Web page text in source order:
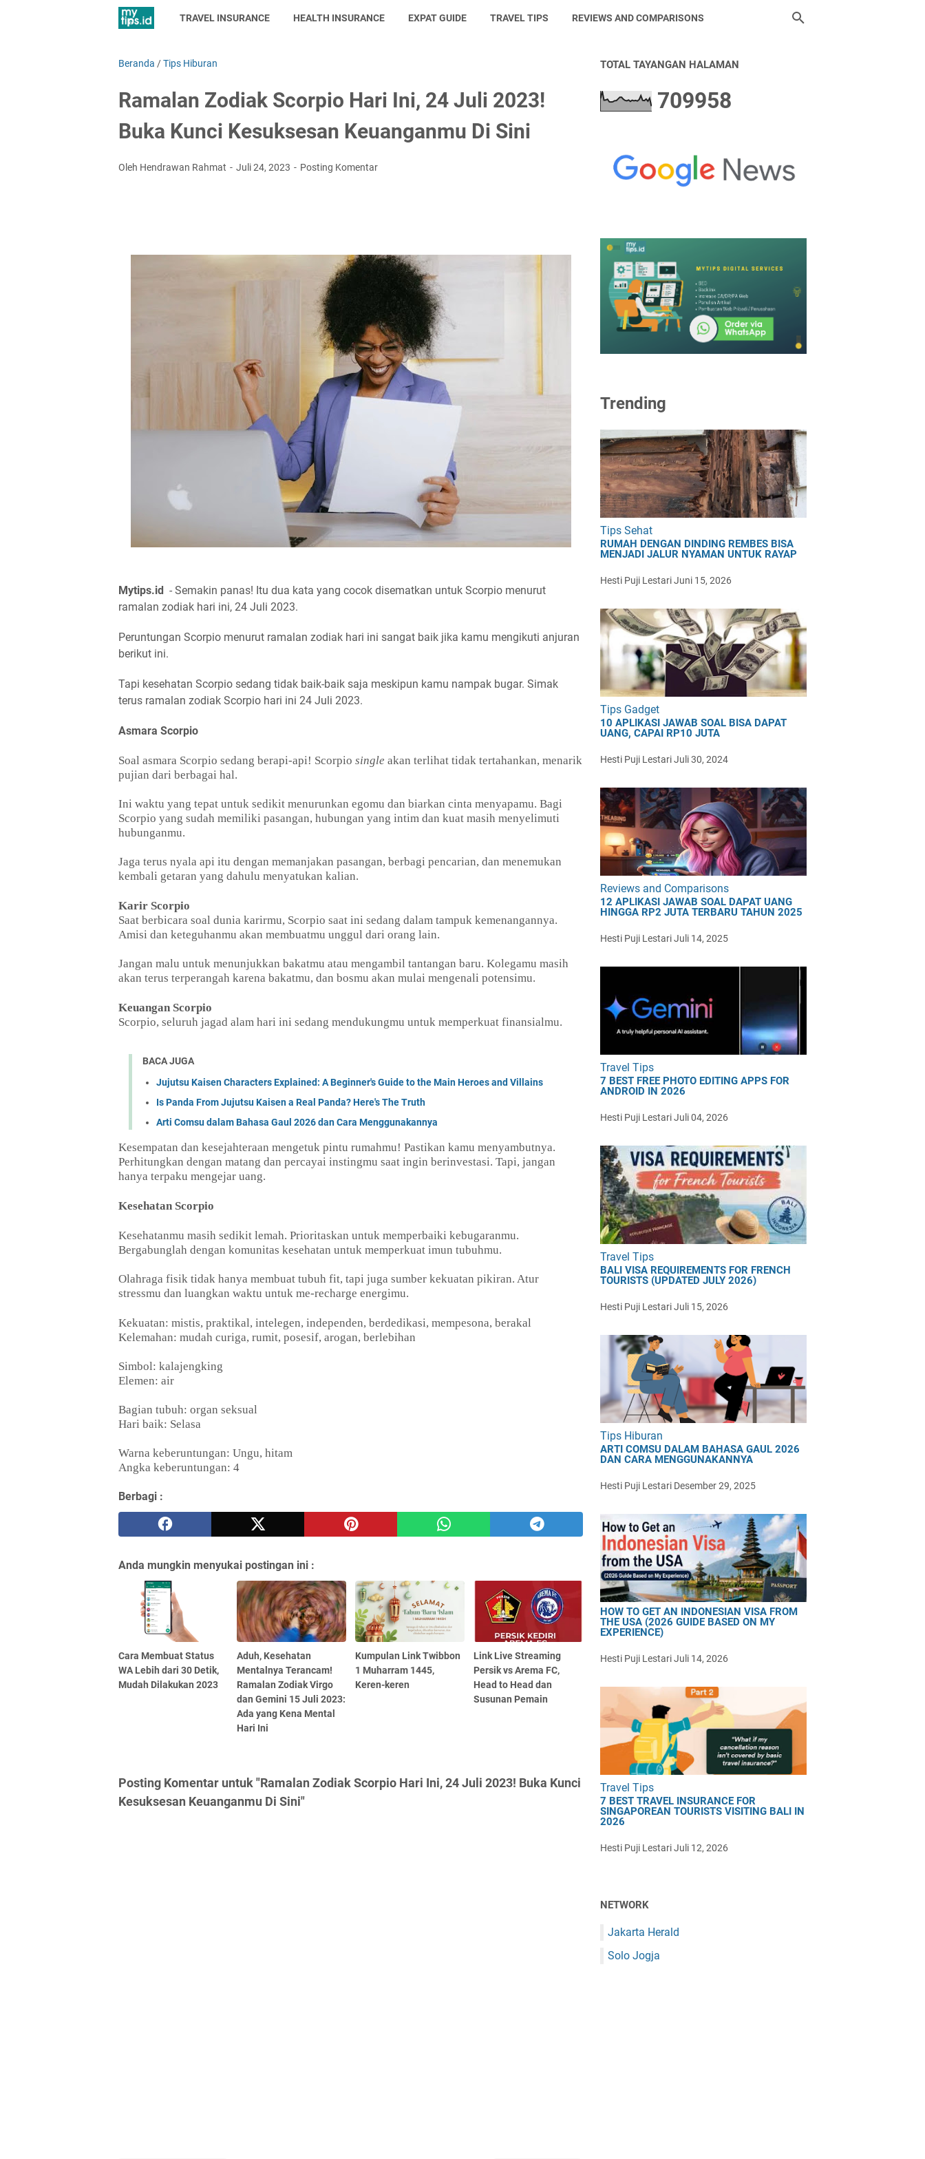
TRAVEL INSURANCE HEALTH INSURANCE EXPAT GUIDE TRAVEL TIPS REVIEWS AND COMPARISONS
Beranda /Tips Hiburan
Ramalan Zodiak Scorpio Hari Ini, 24 Juli 2023!
Buka Kunci Kesuksesan Keuanganmu Di Sini
Oleh Hendrawan Rahmat Juli 24, 2023 Posting Komentar
Mytips.id - Semakin panas! Itu dua kata yang cocok disematkan untuk Scorpio menurut
ramalan zodiak hari ini, 24 Juli 2023.
Peruntungan Scorpio menurut ramalan zodiak hari ini sangat baik jika kamu mengikuti anjuran
berikut ini.
Tapi kesehatan Scorpio sedang tidak baik-baik saja meskipun kamu nampak bugar. Simak
terus ramalan zodiak Scorpio hari ini 24 Juli 2023.
Asmara Scorpio
Soal asmara Scorpio sedang berapi-api! Scorpio single akan terlihat tidak tertahankan, menarik
pujian dari berbagai hal.
Ini waktu yang tepat untuk sedikit menurunkan egomu dan biarkan cinta menyapamu. Bagi
Scorpio yang sudah memiliki pasangan, hubungan yang intim dan kuat masih menyelimuti
hubunganmu.
Jaga terus nyala api itu dengan memanjakan pasangan, berbagi pencarian, dan menemukan
kembali getaran yang dahulu menyatukan kalian.
Karir Scorpio
Saat berbicara soal dunia karirmu, Scorpio saat ini sedang dalam tampuk kemenangannya.
Amisi dan keteguhanmu akan membuatmu unggul dari orang lain.
Jangan malu untuk menunjukkan bakatmu atau mengambil tantangan baru. Kolegamu masih
akan terus terperangah karena bakatmu, dan bosmu akan mulai mengenali potensimu.
Keuangan Scorpio
Scorpio, seluruh jagad alam hari ini sedang mendukungmu untuk memperkuat finansialmu.
BACA JUGA
Jujutsu Kaisen Characters Explained: A Beginner's Guide to the Main Heroes and Villains
Is Panda From Jujutsu Kaisen a Real Panda? Here's The Truth
Arti Comsu dalam Bahasa Gaul 2026 dan Cara Menggunakannya
Kesempatan dan kesejahteraan mengetuk pintu rumahmu! Pastikan kamu menyambutnya.
Perhitungkan dengan matang dan percayai instingmu saat ingin berinvestasi. Tapi, jangan
hanya terpaku mengejar uang.
Kesehatan Scorpio
Kesehatanmu masih sedikit lemah. Prioritaskan untuk memperbaiki kebugaranmu.
Bergabunglah dengan komunitas kesehatan untuk memperkuat imun tubuhmu.
Olahraga fisik tidak hanya membuat tubuh fit, tapi juga sumber kekuatan pikiran. Atur
stressmu dan luangkan waktu untuk me-recharge energimu.
Kekuatan: mistis, praktikal, intelegen, independen, berdedikasi, mempesona, berakal
Kelemahan: mudah curiga, rumit, posesif, arogan, berlebihan
Simbol: kalajengking
Elemen: air
Bagian tubuh: organ seksual
Hari baik: Selasa
Warna keberuntungan: Ungu, hitam
Angka keberuntungan: 4
Berbagi :
Anda mungkin menyukai postingan ini :
Cara Membuat Status
WA Lebih dari 30 Detik,
Mudah Dilakukan 2023
Aduh, Kesehatan
Mentalnya Terancam!
Ramalan Zodiak Virgo
dan Gemini 15 Juli 2023:
Ada yang Kena Mental
Hari Ini
Kumpulan Link Twibbon
1 Muharram 1445,
Keren-keren
Link Live Streaming
Persik vs Arema FC,
Head to Head dan
Susunan Pemain
Posting Komentar untuk "Ramalan Zodiak Scorpio Hari Ini, 24 Juli 2023! Buka Kunci
Kesuksesan Keuanganmu Di Sini"
TOTAL TAYANGAN HALAMAN
709958
Trending
Tips Sehat
RUMAH DENGAN DINDING REMBES BISA
MENJADI JALUR NYAMAN UNTUK RAYAP
Hesti Puji LestariJuni 15, 2026
Tips Gadget
10 APLIKASI JAWAB SOAL BISA DAPAT
UANG, CAPAI RP10 JUTA
Hesti Puji LestariJuli 30, 2024
Reviews and Comparisons
12 APLIKASI JAWAB SOAL DAPAT UANG
HINGGA RP2 JUTA TERBARU TAHUN 2025
Hesti Puji LestariJuli 14, 2025
Travel Tips
7 BEST FREE PHOTO EDITING APPS FOR
ANDROID IN 2026
Hesti Puji LestariJuli 04, 2026
Travel Tips
BALI VISA REQUIREMENTS FOR FRENCH
TOURISTS (UPDATED JULY 2026)
Hesti Puji LestariJuli 15, 2026
Tips Hiburan
ARTI COMSU DALAM BAHASA GAUL 2026
DAN CARA MENGGUNAKANNYA
Hesti Puji Lestari Desember 29, 2025
HOW TO GET AN INDONESIAN VISA FROM
THE USA (2026 GUIDE BASED ON MY
EXPERIENCE)
Hesti Puji LestariJuli 14, 2026
Travel Tips
7 BEST TRAVEL INSURANCE FOR
SINGAPOREAN TOURISTS VISITING BALI IN
2026
Hesti Puji LestariJuli 12, 2026
NETWORK
Jakarta Herald
Solo Jogja